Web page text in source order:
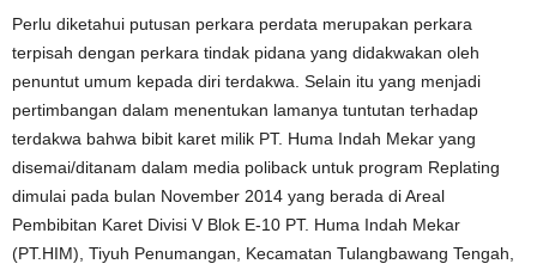
Perlu diketahui putusan perkara perdata merupakan perkara
terpisah dengan perkara tindak pidana yang didakwakan oleh
penuntut umum kepada diri terdakwa. Selain itu yang menjadi
pertimbangan dalam menentukan lamanya tuntutan terhadap
terdakwa bahwa bibit karet milik PT. Huma Indah Mekar yang
disemai/ditanam dalam media poliback untuk program Replating
dimulai pada bulan November 2014 yang berada di Areal
Pembibitan Karet Divisi V Blok E-10 PT. Huma Indah Mekar
(PT.HIM), Tiyuh Penumangan, Kecamatan Tulangbawang Tengah,